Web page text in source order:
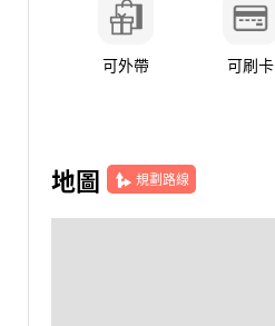
可外帶 可刷卡
地圖 規劃路線